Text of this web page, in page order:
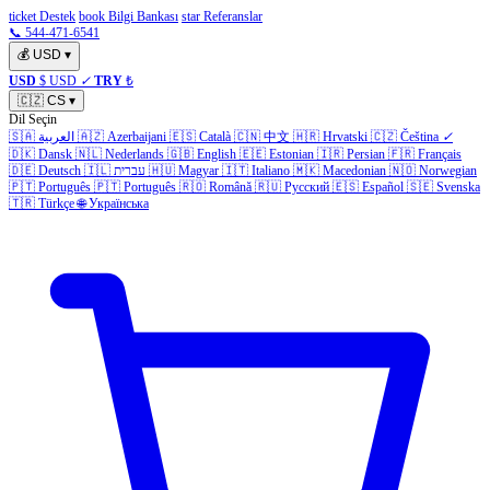
ticket Destek book Bilgi Bankası star Referanslar
📞 544-471-6541
💰 USD ▾
USD $ USD ✓ TRY ₺
🇨🇿 CS ▾
Dil Seçin
🇸🇦 العربية 🇦🇿 Azerbaijani 🇪🇸 Català 🇨🇳 中文 🇭🇷 Hrvatski 🇨🇿 Čeština ✓
🇩🇰 Dansk 🇳🇱 Nederlands 🇬🇧 English 🇪🇪 Estonian 🇮🇷 Persian 🇫🇷 Français
🇩🇪 Deutsch 🇮🇱 עברית 🇭🇺 Magyar 🇮🇹 Italiano 🇲🇰 Macedonian 🇳🇴 Norwegian
🇵🇹 Português 🇵🇹 Português 🇷🇴 Română 🇷🇺 Русский 🇪🇸 Español 🇸🇪 Svenska
🇹🇷 Türkçe 🌐 Українська